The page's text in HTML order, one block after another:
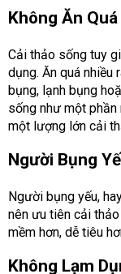
Không Ăn
Cải thảo sống tuy
dụng. Ăn quá
bụng, lạnh bụng
sống như một phần
một lượng lớn cải
Người Bụng
Người bụng yếu,
nên ưu tiên cải
mềm hơn, dễ tiêu
Không Lạm